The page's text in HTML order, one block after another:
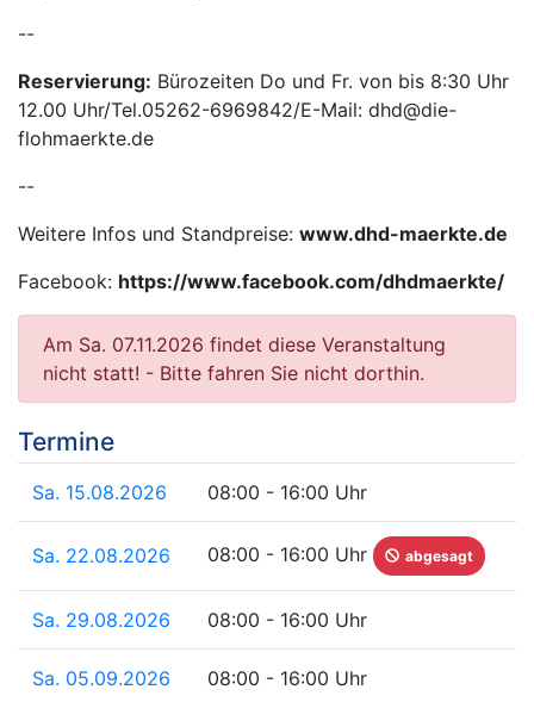
--
Reservierung: Bürozeiten Do und Fr. von bis 8:30 Uhr
12.00 Uhr/Tel.05262-6969842/E-Mail: dhd@die-
flohmaerkte.de
--
Weitere Infos und Standpreise: www.dhd-maerkte.de
Facebook: https://www.facebook.com/dhdmaerkte/
Am Sa. 07.11.2026 findet diese Veranstaltung
nicht statt! - Bitte fahren Sie nicht dorthin.
Termine
Sa. 15.08.2026 08:00 - 16:00 Uhr
Sa. 22.08.2026 08:00 - 16:00 Uhr abgesagt
Sa. 29.08.2026 08:00 - 16:00 Uhr
Sa. 05.09.2026 08:00 - 16:00 Uhr